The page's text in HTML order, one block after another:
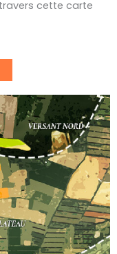
cette carte